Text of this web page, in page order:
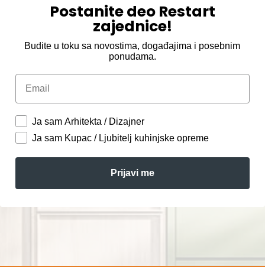
Postanite deo Restart
zajednice!
Budite u toku sa novostima, događajima i posebnim
ponudama.
Email
Ja sam Arhitekta / Dizajner
Ja sam Kupac / Ljubitelj kuhinjske opreme
Prijavi me